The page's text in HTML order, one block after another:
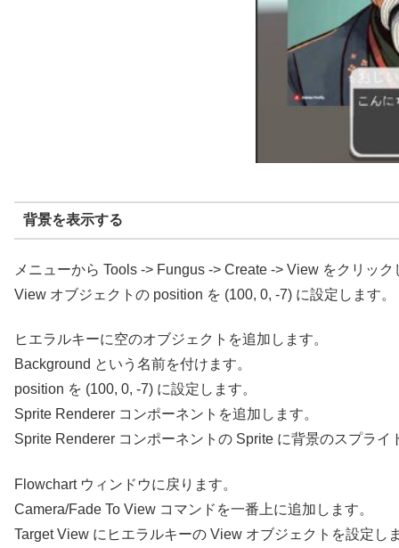
背景を表示する
メニューから Tools -> Fungus -> Create -> View をクリック
View オブジェクトの position を (100, 0, -7) に設定します。
ヒエラルキーに空のオブジェクトを追加します。
Background という名前を付けます。
position を (100, 0, -7) に設定します。
Sprite Renderer コンポーネントを追加します。
Sprite Renderer コンポーネントの Sprite に背景のスプライ
Flowchart ウィンドウに戻ります。
Camera/Fade To View コマンドを一番上に追加します。
Target View にヒエラルキーの View オブジェクトを設定し